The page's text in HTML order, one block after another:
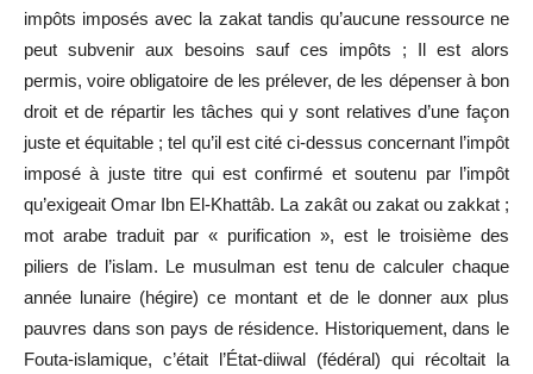
impôts imposés avec la zakat tandis qu’aucune ressource ne
peut subvenir aux besoins sauf ces impôts ; Il est alors
permis, voire obligatoire de les prélever, de les dépenser à bon
droit et de répartir les tâches qui y sont relatives d’une façon
juste et équitable ; tel qu’il est cité ci-dessus concernant l’impôt
imposé à juste titre qui est confirmé et soutenu par l’impôt
qu’exigeait Omar Ibn El-Khattâb. La zakât ou zakat ou zakkat ;
mot arabe traduit par « purification », est le troisième des
piliers de l’islam. Le musulman est tenu de calculer chaque
année lunaire (hégire) ce montant et de le donner aux plus
pauvres dans son pays de résidence. Historiquement, dans le
Fouta-islamique, c’était l’État-diiwal (fédéral) qui récoltait la